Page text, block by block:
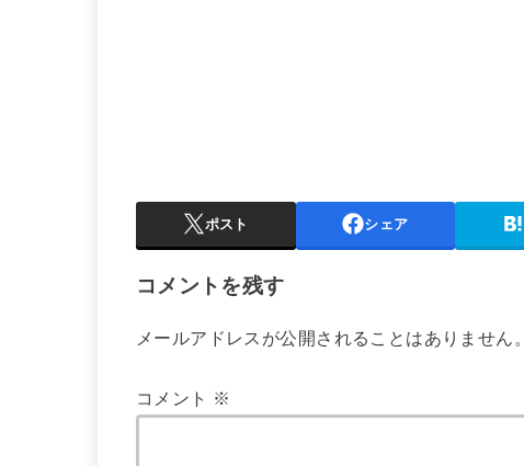
ポスト シェア
コメントを残す
メールアドレスが公開されることはありません。
コメント ※